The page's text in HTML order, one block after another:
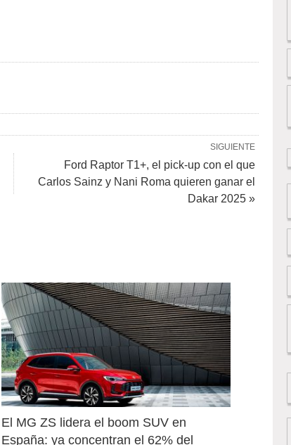
SIGUIENTE
Ford Raptor T1+, el pick-up con el que
Carlos Sainz y Nani Roma quieren ganar el
Dakar 2025 »
El MG ZS lidera el boom SUV en
España: ya concentran el 62% del